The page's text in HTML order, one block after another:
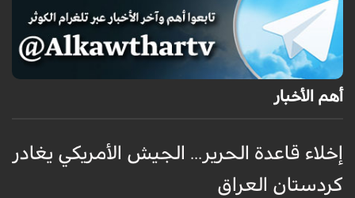
أهم الأخبار
إخلاء قاعدة الحرير... الجيش الأمريكي يغادر
كردستان العراق